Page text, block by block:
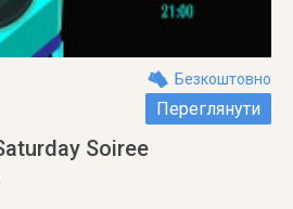
Безкоштовно
Переглянути
Soiree